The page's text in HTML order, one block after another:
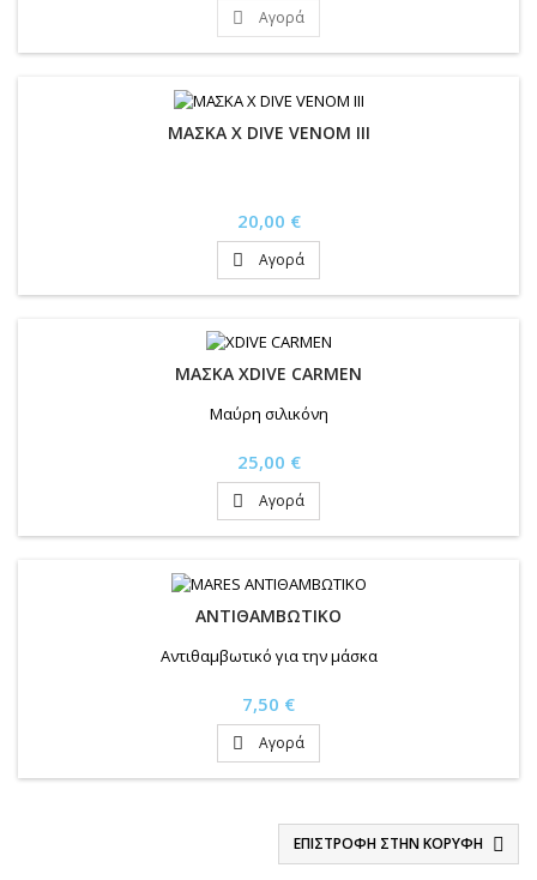
 Αγορά
ΜΑΣΚΑ X DIVE VENOM III
Τιμή
20,00 €
 Αγορά
ΜΑΣΚΑ XDIVE CARMEN
Μαύρη σιλικόνη
Τιμή
25,00 €
 Αγορά
ΑΝΤΙΘΑΜΒΩΤΙΚΟ
Αντιθαμβωτικό για την μάσκα
Τιμή
7,50 €
 Αγορά
ΕΠΙΣΤΡΟΦΉ ΣΤΗΝ ΚΟΡΥΦΉ 